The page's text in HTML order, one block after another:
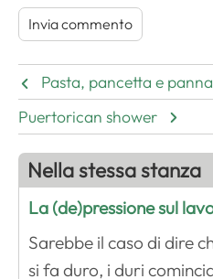
Pasta, pancetta e panna
Puertorican shower
Nella stessa stanza
La (de)pressione sul
Sarebbe il caso di dire
si fa duro, i duri